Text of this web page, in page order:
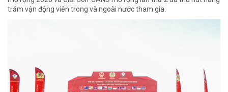
trăm vận động viên trong và ngoài nước tham gia.